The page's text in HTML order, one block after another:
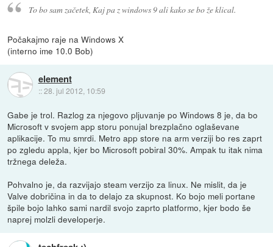
To bo sam začetek, Kaj pa z windows 9 ali kako se bo že klical.
Počakajmo raje na Windows X
(interno ime 10.0 Bob)
element
::28. jul 2012, 10:59
Gabe je trol. Razlog za njegovo pljuvanje po Windows 8 je, da bo
Microsoft v svojem app storu ponujal brezplačno oglaševane
aplikacije. To mu smrdi. Metro app store na arm verziji bo res zaprt
po zgledu appla, kjer bo Microsoft pobiral 30%. Ampak tu itak nima
tržnega deleža.
Pohvalno je, da razvijajo steam verzijo za linux. Ne mislit, da je
Valve dobričina in da to delajo za skupnost. Ko bojo meli portane
špile bojo lahko sami nardil svojo zaprto platformo, kjer bodo še
naprej molzli developerje.